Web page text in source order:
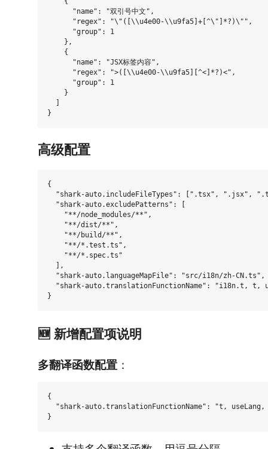
      "name": "双引号中文",
      "regex": "\"([\\u4e00-\\u9fa5]+[^\"]*?)\"",
      "group": 1
    },
    {
      "name": "JSX标签内容",
      "regex": ">([\\u4e00-\\u9fa5][^<]*?)<",
      "group": 1
    }
高级配置
{
"shark-auto.includeFileTypes": [".tsx", ".jsx",
  "shark-auto.excludePatterns": [
    "**/node_modules/**",
    "**/dist/**",
    "**/build/**",
    "**/*.test.ts",
    "**/*.spec.ts"
  ],
  "shark-auto.languageMapFile": "src/i18n/zh-CN.ts",
"shark-auto.translationFunctionName": "i18n.t, t,
🆕 新增配置项说明
多翻译函数配置 ：
{
"shark-auto.translationFunctionName": "t, useLang,